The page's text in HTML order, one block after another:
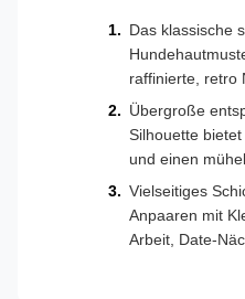
Das klassische
raffinierte, retro
Übergroße
Silhouette
und einen
Vielseitiges
Anpaaren mit
Arbeit, Date-